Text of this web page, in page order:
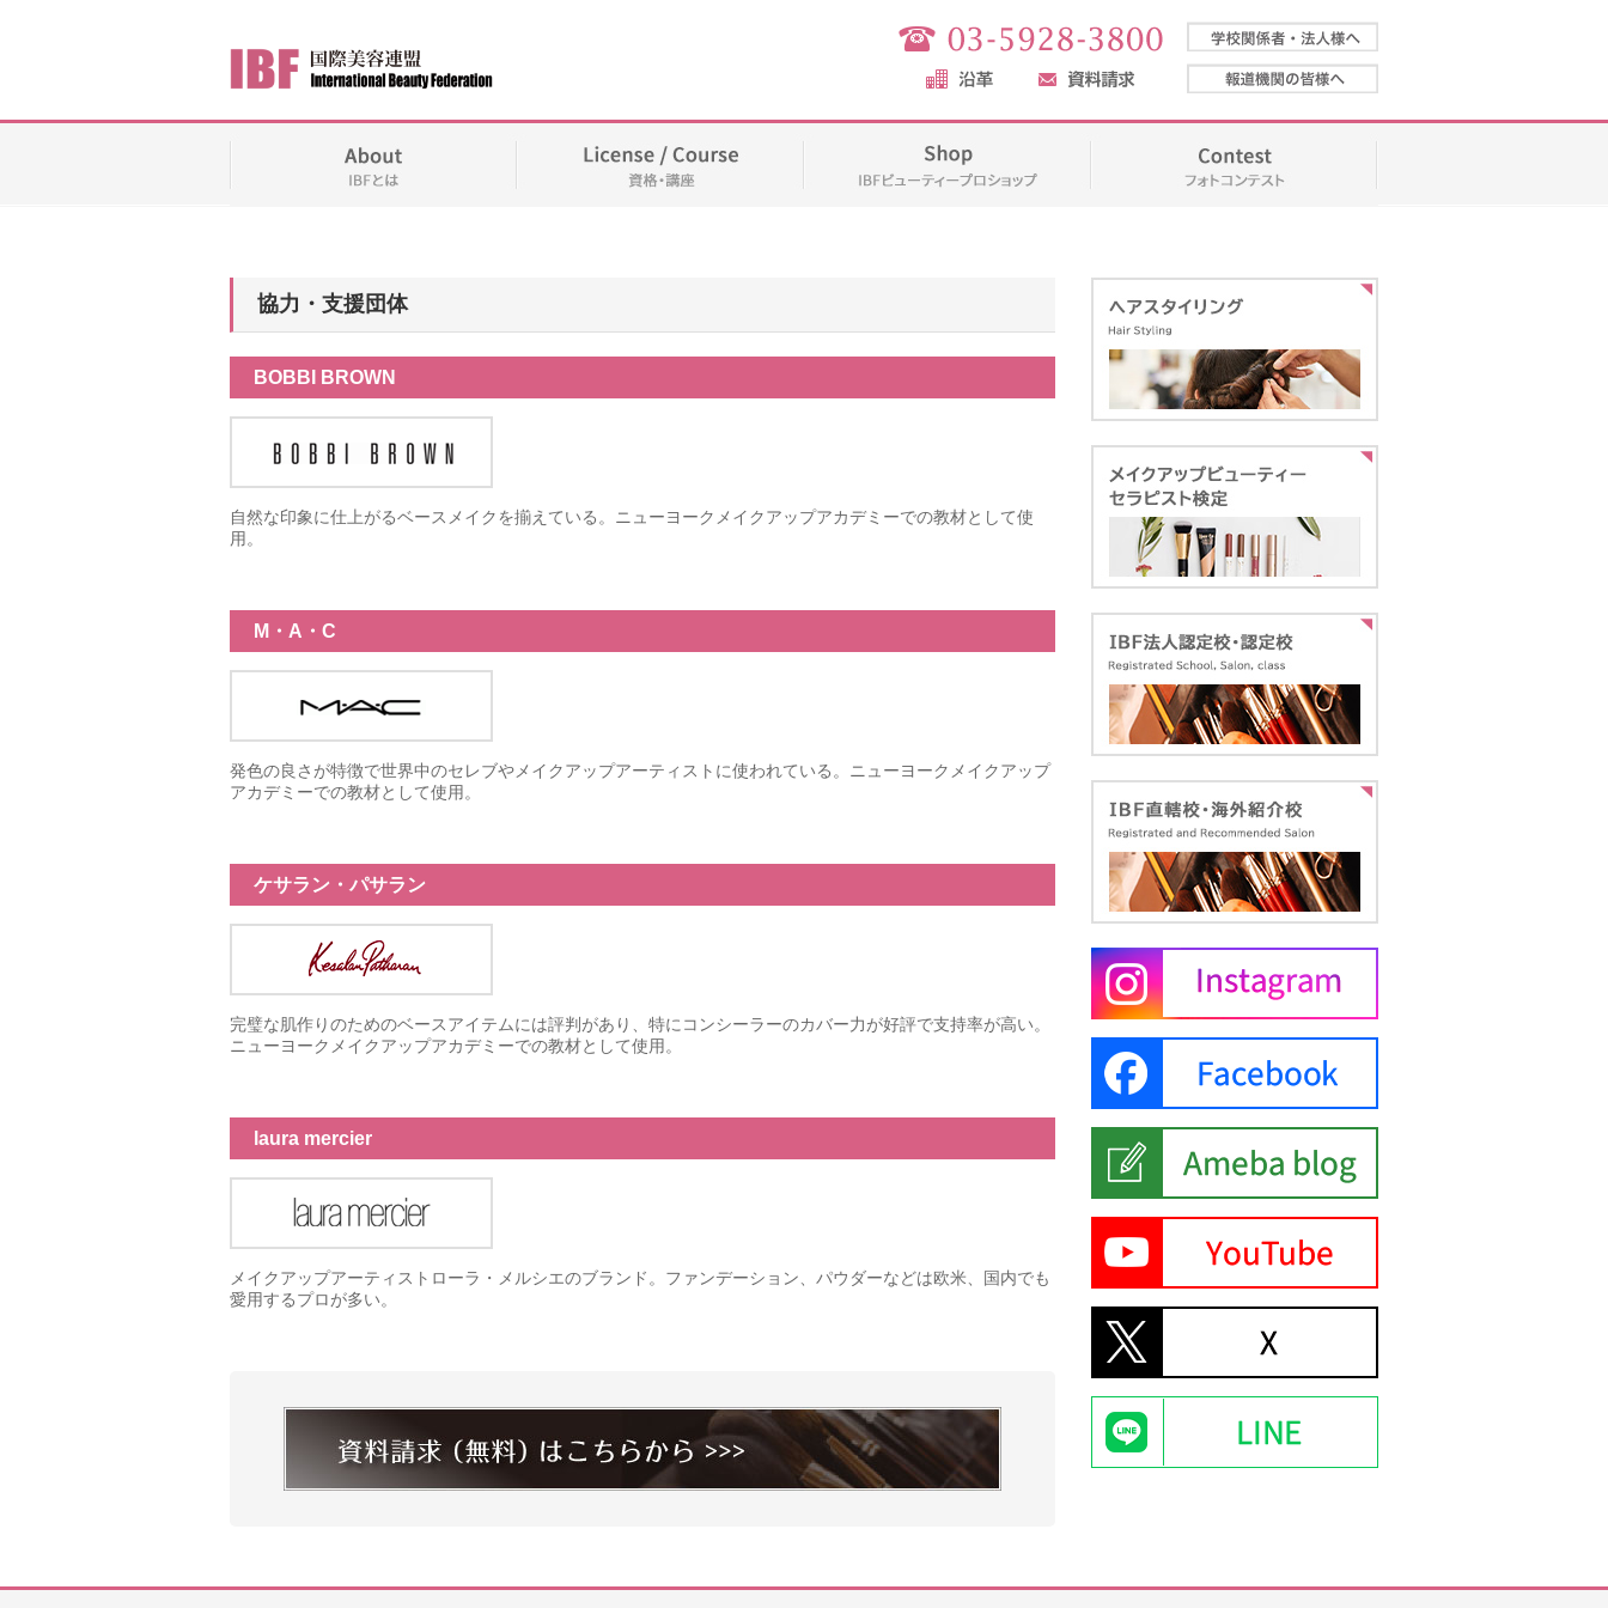
協力・支援団体
BOBBI BROWN
自然な印象に仕上がるベースメイクを揃えている。ニューヨークメイクアップアカデミーでの教材として使
用。
M・A・C
発色の良さが特徴で世界中のセレブやメイクアップアーティストに使われている。ニューヨークメイクアップ
アカデミーでの教材として使用。
ケサラン・パサラン
完璧な肌作りのためのベースアイテムには評判があり、特にコンシーラーのカバー力が好評で支持率が高い。
ニューヨークメイクアップアカデミーでの教材として使用。
laura mercier
メイクアップアーティストローラ・メルシエのブランド。ファンデーション、パウダーなどは欧米、国内でも
愛用するプロが多い。